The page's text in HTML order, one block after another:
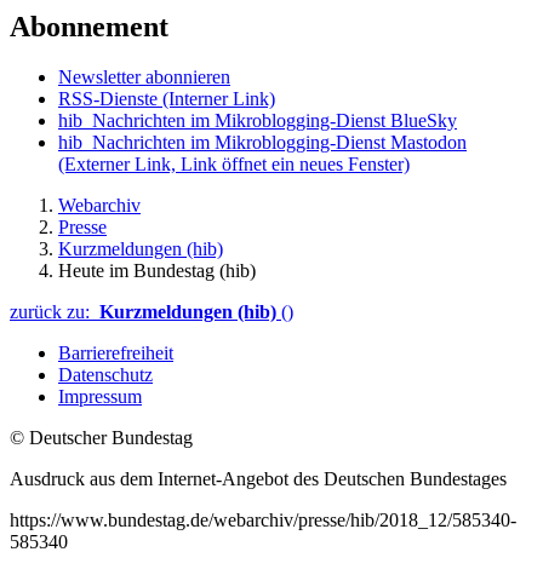
Abonnement
Newsletter abonnieren
RSS-Dienste (Interner Link)
hib_Nachrichten im Mikroblogging-Dienst BlueSky
hib_Nachrichten im Mikroblogging-Dienst Mastodon
(Externer Link, Link öffnet ein neues Fenster)
Webarchiv
Presse
Kurzmeldungen (hib)
Heute im Bundestag (hib)
zurück zu: Kurzmeldungen (hib) ()
Barrierefreiheit
Datenschutz
Impressum
© Deutscher Bundestag
Ausdruck aus dem Internet-Angebot des Deutschen Bundestages
https://www.bundestag.de/webarchiv/presse/hib/2018_12/585340-
585340